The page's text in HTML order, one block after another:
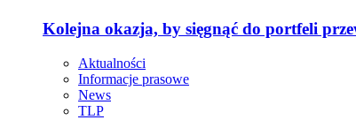
Kolejna okazja, by sięgnąć do portfeli
Aktualności
Informacje prasowe
News
TLP